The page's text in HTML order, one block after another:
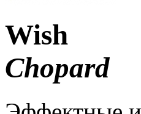
Wish
Chopard